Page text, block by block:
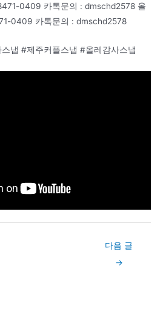
0409 카톡문의 : dmschd2578 올
0409 카톡문의 : dmschd2578
냅 #제주커플스냅 #올레감사스냅
다음 글
→